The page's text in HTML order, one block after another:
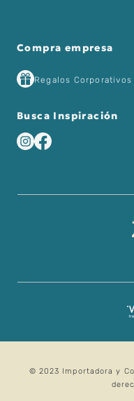
Compra empresa
Regalos Corporativos
Busca Inspiración
© 2023 Importadora y